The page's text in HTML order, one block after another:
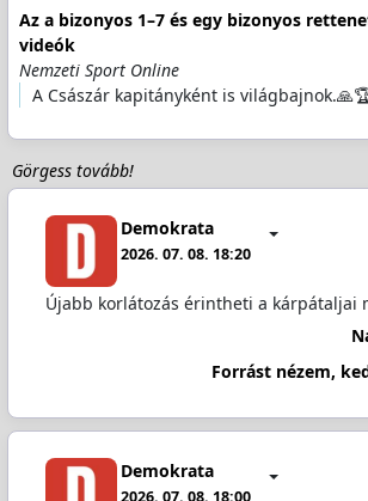
Az a bizonyos 1–7 és egy bizonyos
videók
Nemzeti Sport Online
A Császár kapitányként is
Görgess tovább!
Demokrata
2026. 07. 08. 18:20
Újabb korlátozás érintheti a kárpátaljai
Forrást nézem,
Demokrata
2026. 07. 08. 18:00